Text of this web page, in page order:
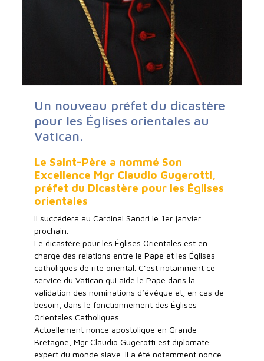
Un nouveau préfet du dicastère
pour les Églises orientales au
Vatican.
Le Saint-Père a nommé Son
Excellence Mgr Claudio Gugerotti,
préfet du Dicastère pour les Églises
orientales
Il succédera au Cardinal Sandri le 1er janvier
prochain.
Le dicastère pour les Églises Orientales est en
charge des relations entre le Pape et les Églises
catholiques de rite oriental. C’est notamment ce
service du Vatican qui aide le Pape dans la
validation des nominations d’évêque et, en cas de
besoin, dans le fonctionnement des Églises
Orientales Catholiques.
Actuellement nonce apostolique en Grande-
Bretagne, Mgr Claudio Gugerotti est diplomate
expert du monde slave. Il a été notamment nonce